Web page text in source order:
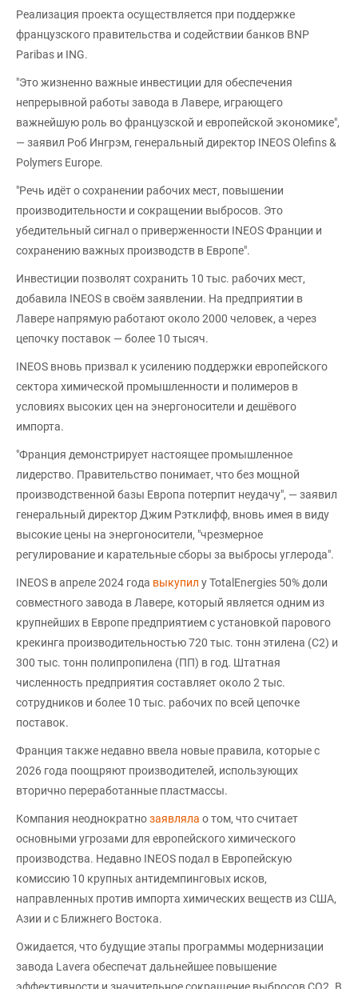
Реализация проекта осуществляется при поддержке
французского правительства и содействии банков BNP
Paribas и ING.
"Это жизненно важные инвестиции для обеспечения
непрерывной работы завода в Лавере, играющего
важнейшую роль во французской и европейской экономике",
— заявил Роб Ингрэм, генеральный директор INEOS Olefins &
Polymers Europe.
"Речь идёт о сохранении рабочих мест, повышении
производительности и сокращении выбросов. Это
убедительный сигнал о приверженности INEOS Франции и
сохранению важных производств в Европе".
Инвестиции позволят сохранить 10 тыс. рабочих мест,
добавила INEOS в своём заявлении. На предприятии в
Лавере напрямую работают около 2000 человек, а через
цепочку поставок — более 10 тысяч.
INEOS вновь призвал к усилению поддержки европейского
сектора химической промышленности и полимеров в
условиях высоких цен на энергоносители и дешёвого
импорта.
"Франция демонстрирует настоящее промышленное
лидерство. Правительство понимает, что без мощной
производственной базы Европа потерпит неудачу", — заявил
генеральный директор Джим Рэтклифф, вновь имея в виду
высокие цены на энергоносители, "чрезмерное
регулирование и карательные сборы за выбросы углерода".
INEOS в апреле 2024 года выкупил у TotalEnergies 50% доли
совместного завода в Лавере, который является одним из
крупнейших в Европе предприятием с установкой парового
крекинга производительностью 720 тыс. тонн этилена (С2) и
300 тыс. тонн полипропилена (ПП) в год. Штатная
численность предприятия составляет около 2 тыс.
сотрудников и более 10 тыс. рабочих по всей цепочке
поставок.
Франция также недавно ввела новые правила, которые с
2026 года поощряют производителей, использующих
вторично переработанные пластмассы.
Компания неоднократнозаявляла о том, что считает
основными угрозами для европейского химического
производства. Недавно INEOS подал в Европейскую
комиссию 10 крупных антидемпинговых исков,
направленных против импорта химических веществ из США,
Азии и с Ближнего Востока.
Ожидается, что будущие этапы программы модернизации
завода Lavera обеспечат дальнейшее повышение
эффективности и значительное сокращение выбросов CO2. В